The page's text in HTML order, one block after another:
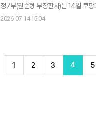
정7부(권순형 부장판사)는 14일 쿠
지 신청을 일부 인용했다. 재판부는 공정위의 지난 5월 1일자 동일인 변경지정의 효력을 본안 판결 선고일로부터 30일 되
2026-07-14 15:04
1 2 3 4 5